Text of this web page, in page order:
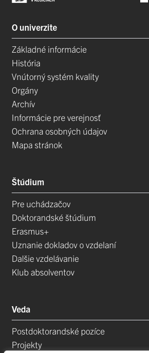
O univerzite
Základné informácie
História
Vnútorný systém kvality
Orgány
Archív
Informácie pre verejnosť
Ochrana osobných údajov
Mapa stránok
Štúdium
Pre uchádzačov
Doktorandské štúdium
Erasmus+
Uznanie dokladov o vzdelaní
Dalšie vzdelávanie
Klub absolventov
Veda
Postdoktorandské pozíce
Projekty